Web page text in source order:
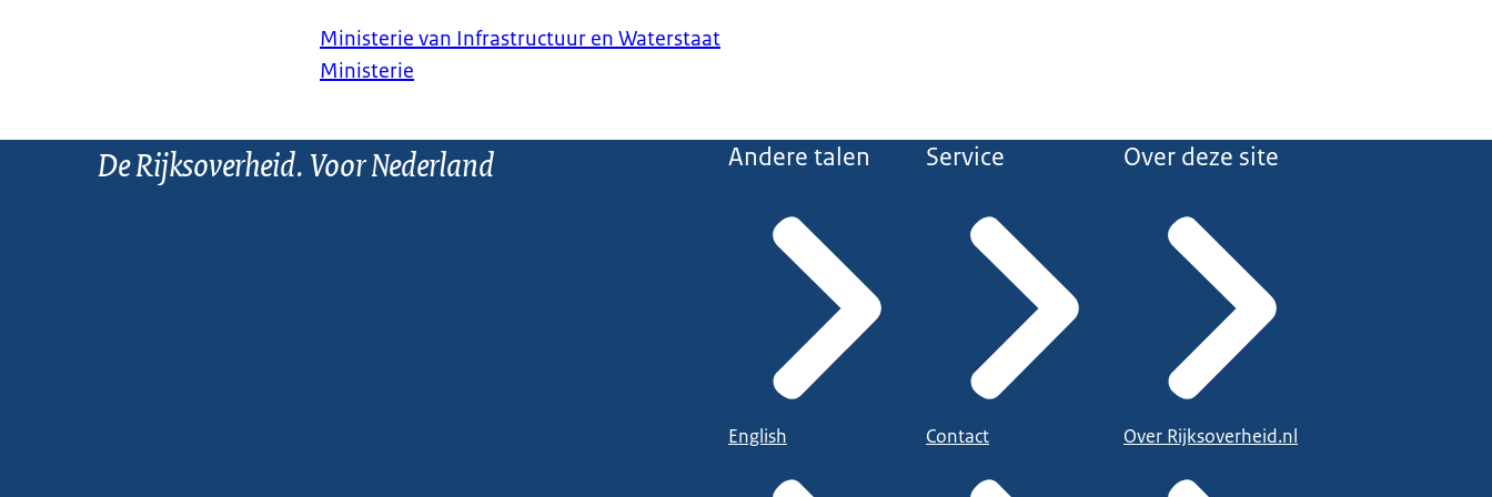
Ministerie van Infrastructuur en Waterstaat
Ministerie
De Rijksoverheid. Voor Nederland Andere talen
English
Service
Contact
Over deze site
Over Rijksoverheid.nl